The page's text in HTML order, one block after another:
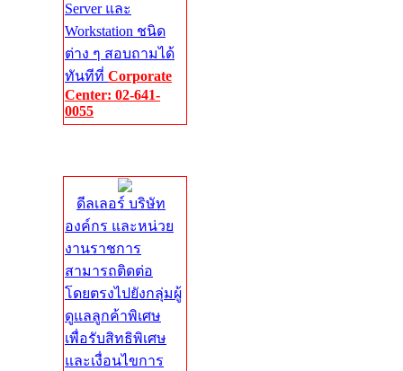
Server และ
Workstation ชนิด
ต่าง ๆ สอบถามได้
ทันทีที่ Corporate
Center: 02-641-
0055
ดีลเลอร์ บริษัท
องค์กร และหน่วย
งานราชการ
สามารถติดต่อ
โดยตรงไปยังกลุ่มผู้
ดูแลลูกค้าพิเศษ
เพื่อรับสิทธิพิเศษ
และเงื่อนไขการ